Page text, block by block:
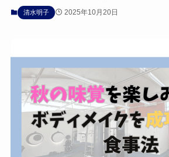
清水明子 2025年10月20日